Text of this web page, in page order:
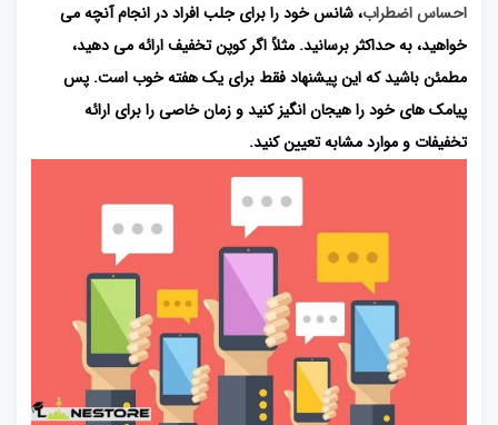
احساس اضطراب، شانس خود را برای جلب افراد در انجام آنچه می
خواهید، به حداکثر برسانید. مثلاً اگر کوپن تخفیف ارائه می دهید،
مطمئن باشید که این پیشنهاد فقط برای یک هفته خوب است. پس
پیامک های خود را هیجان انگیز کنید و زمان خاصی را برای ارائه
تخفیفات و موارد مشابه تعیین کنید.